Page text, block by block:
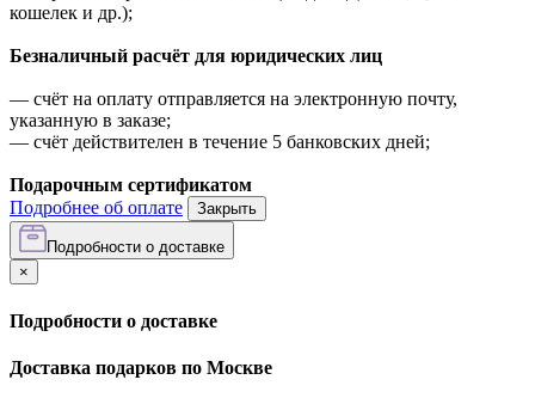
кошелек и др.);
Безналичный расчёт для юридических лиц
— счёт на оплату отправляется на электронную почту,
указанную в заказе;
— счёт действителен в течение 5 банковских дней;
Подарочным сертификатом
Подробнее об оплате
Закрыть
Подробности о доставке
×
Подробности о доставке
Доставка подарков по Москве